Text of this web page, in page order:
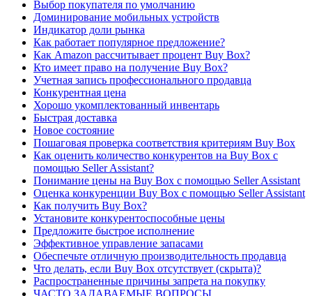
Выбор покупателя по умолчанию
Доминирование мобильных устройств
Индикатор доли рынка
Как работает популярное предложение?
Как Amazon рассчитывает процент Buy Box?
Кто имеет право на получение Buy Box?
Учетная запись профессионального продавца
Конкурентная цена
Хорошо укомплектованный инвентарь
Быстрая доставка
Новое состояние
Пошаговая проверка соответствия критериям Buy Box
Как оценить количество конкурентов на Buy Box с
помощью Seller Assistant?
Понимание цены на Buy Box с помощью Seller Assistant
Оценка конкуренции Buy Box с помощью Seller Assistant
Как получить Buy Box?
Установите конкурентоспособные цены
Предложите быстрое исполнение
Эффективное управление запасами
Обеспечьте отличную производительность продавца
Что делать, если Buy Box отсутствует (скрыта)?
Распространенные причины запрета на покупку